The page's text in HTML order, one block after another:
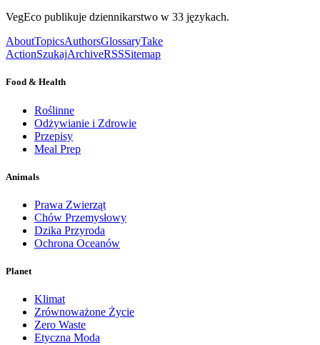
VegEco publikuje dziennikarstwo w 33 językach.
AboutTopicsAuthorsGlossaryTake
ActionSzukajArchiveRSSSitemap
Food & Health
Roślinne
Odżywianie i Zdrowie
Przepisy
Meal Prep
Animals
Prawa Zwierząt
Chów Przemysłowy
Dzika Przyroda
Ochrona Oceanów
Planet
Klimat
Zrównoważone Życie
Zero Waste
Etyczna Moda